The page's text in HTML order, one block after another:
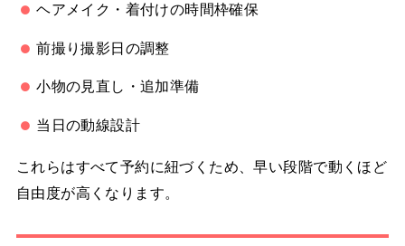
ヘアメイク・着付けの時間枠確保
前撮り撮影日の調整
小物の見直し・追加準備
当日の動線設計
これらはすべて予約に紐づくため、早い段階で動くほど
自由度が高くなります。